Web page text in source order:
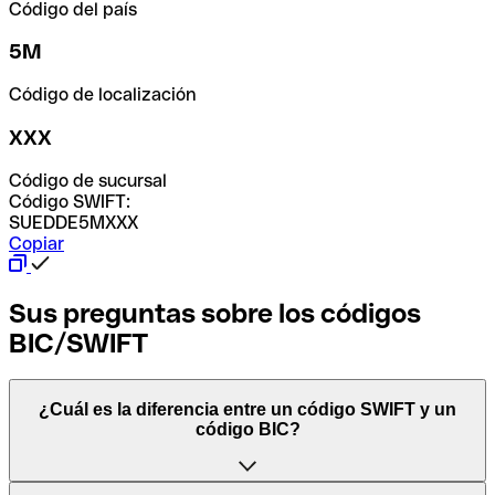
Código del país
5M
Código de localización
XXX
Código de sucursal
Código SWIFT:
SUEDDE5MXXX
Copiar
Sus preguntas sobre los códigos
BIC/SWIFT
¿Cuál es la diferencia entre un código SWIFT y un
código BIC?